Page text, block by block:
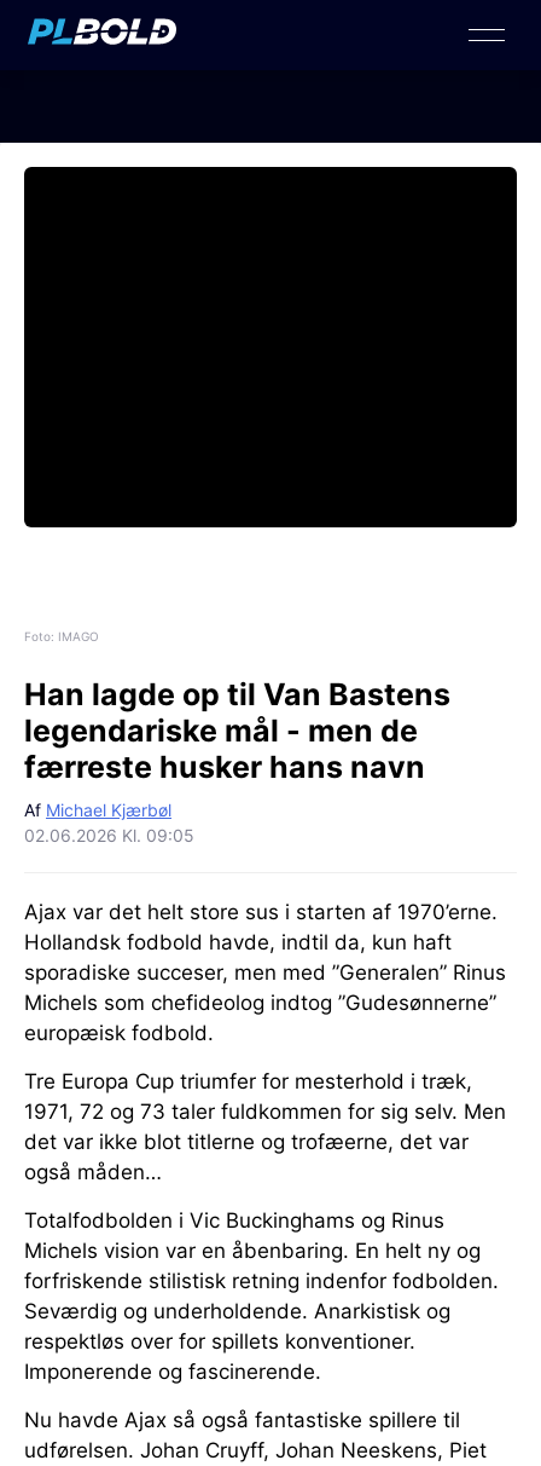
Foto: IMAGO
Han lagde op til Van Bastens
legendariske mål - men de
færreste husker hans navn
Af Michael Kjærbøl
02.06.2026 Kl. 09:05
Ajax var det helt store sus i starten af 1970’erne.
Hollandsk fodbold havde, indtil da, kun haft
sporadiske succeser, men med ”Generalen” Rinus
Michels som chefideolog indtog ”Gudesønnerne”
europæisk fodbold.
Tre Europa Cup triumfer for mesterhold i træk,
1971, 72 og 73 taler fuldkommen for sig selv. Men
det var ikke blot titlerne og trofæerne, det var
også måden…
Totalfodbolden i Vic Buckinghams og Rinus
Michels vision var en åbenbaring. En helt ny og
forfriskende stilistisk retning indenfor fodbolden.
Seværdig og underholdende. Anarkistisk og
respektløs over for spillets konventioner.
Imponerende og fascinerende.
Nu havde Ajax så også fantastiske spillere til
udførelsen. Johan Cruyff, Johan Neeskens, Piet